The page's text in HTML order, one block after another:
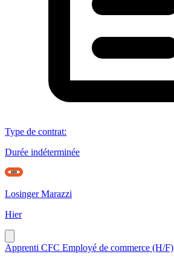
Type de contrat:
Durée indéterminée
Losinger Marazzi
Hier
Apprenti CFC Employé de commerce (H/F)